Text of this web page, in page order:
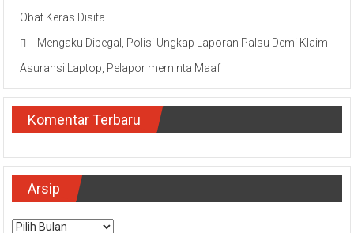
Obat Keras Disita
Mengaku Dibegal, Polisi Ungkap Laporan Palsu Demi Klaim
Asuransi Laptop, Pelapor meminta Maaf
Komentar Terbaru
Arsip
Arsip